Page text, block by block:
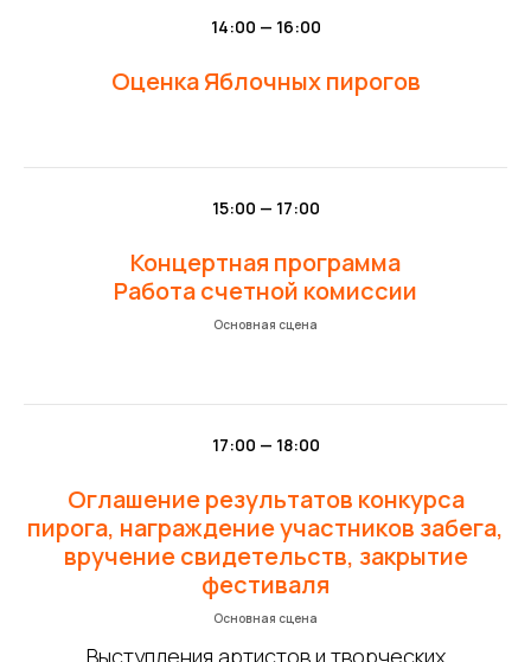
14:00 — 16:00
Оценка Яблочных пирогов
15:00 — 17:00
Концертная программа
Работа счетной комиссии
Основная сцена
17:00 — 18:00
Оглашение результатов конкурса
пирога, награждение участников забега,
вручение свидетельств, закрытие
фестиваля
Основная сцена
Выступления артистов и творческих